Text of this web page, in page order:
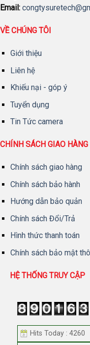
Email:
VỀ CHÚNG TÔI
Giới thiệu
Liên hệ
Khiếu nại - góp ý
Tuyển dụng
Tin Tức camera
CHÍNH SÁCH GIAO HÀNG
Chính sách giao hàng
Chính sách bảo hành
Hướng dẫn bảo quản
Chính sách Đổi/Trả
Hình thức thanh toán
Chính sách bảo mật
HỆ THỐNG TRUY CẬP
Hits Today : 4260